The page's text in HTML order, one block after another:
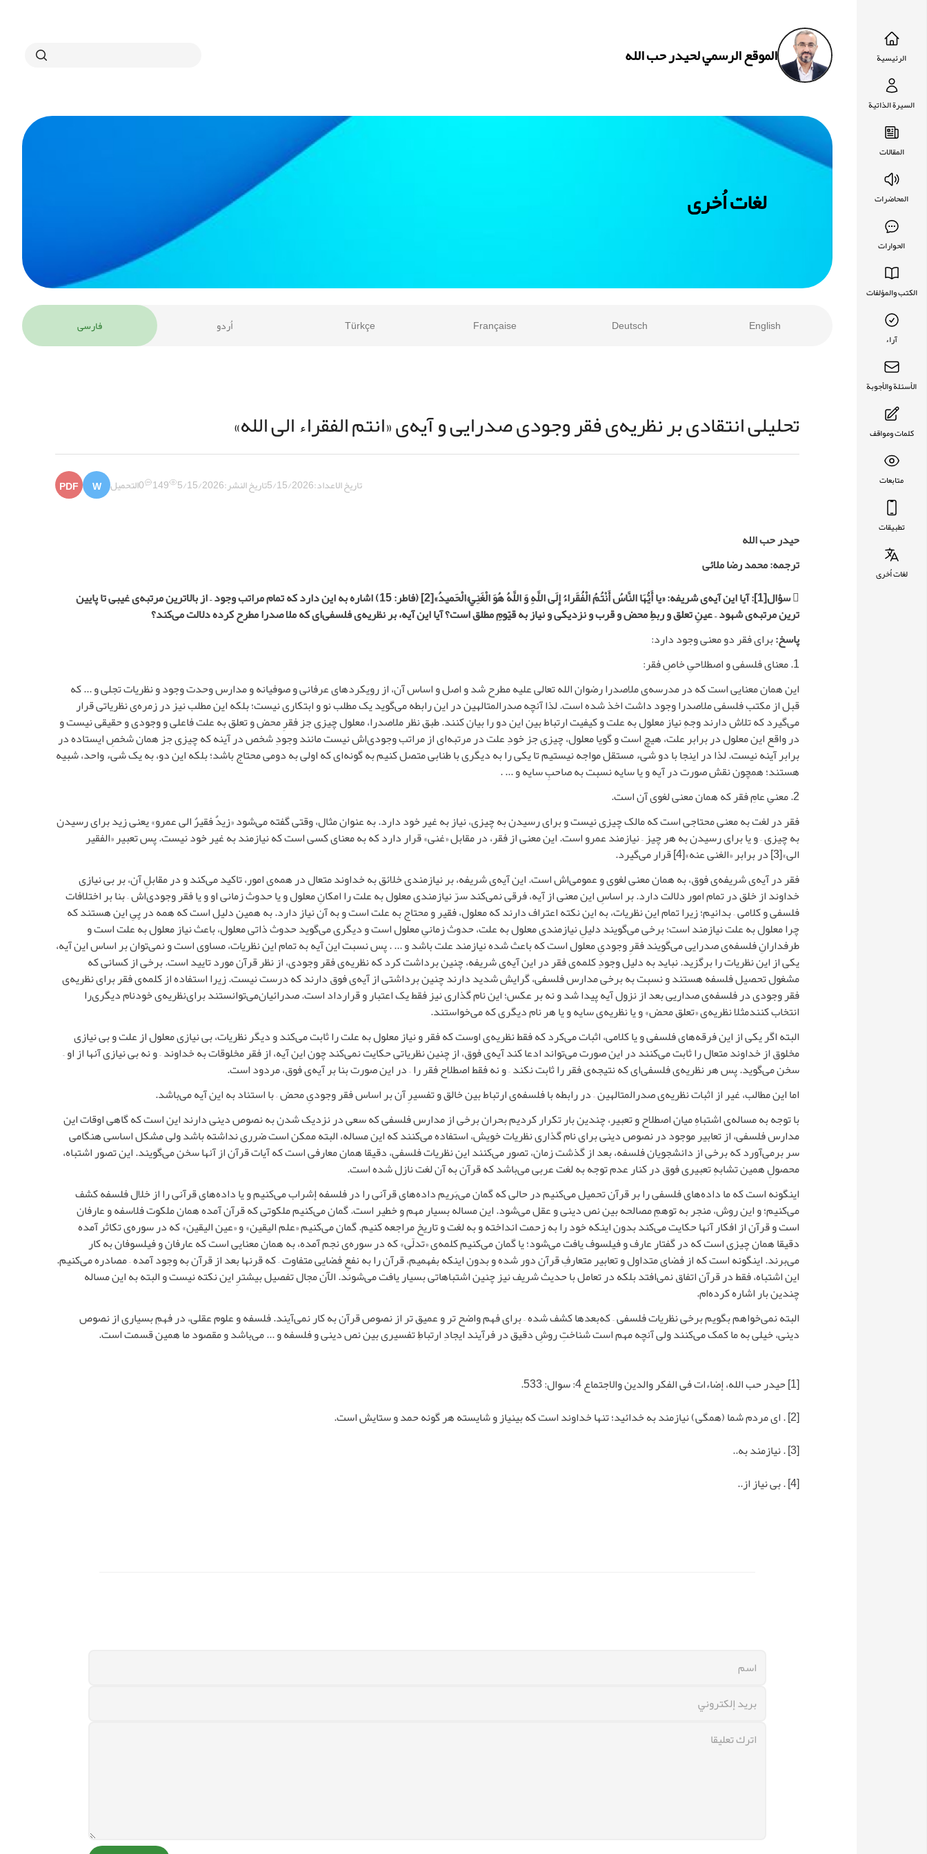
الرئيسية
السيرة الذاتية
المقالات
المحاضرات
الحوارات
الكتب والمؤلفات
آراء
الأسئلة والأجوبة
كلمات ومواقف
متابعات
تطبيقات
لغات اُخرى
الموقع الرسمي لحيدر حب الله
لغات اُخرى
English
Deutsch
Française
Türkçe اُردو فارسی
تحلیلی انتقادی بر نظریه‌ی فقر وجودی صدرایی و آیه‌ی «انتم الفقراء الی الله»
تاريخ الاعداد:5/15/2026تاريخ النشر:5/15/2026
149
0التحميل PDF W
حیدر حب الله
ترجمه: محمد رضا ملائى
 سؤال
[1] : آیا این آیه‌ی شریفه: «يا أَيُّهَا النَّاسُ أَنْتُمُ‏ الْفُقَراءُ إِلَى اللَّهِ وَ اللَّهُ هُوَ الْغَنِيُّ الْحَميدُ»[2] (فاطر: 15) اشاره به این دارد که تمام مراتب وجود – از بالاترین مرتبه‌ی غیبی تا پایین
ترین مرتبه‌ی شهود – عینِ تعلق و ربطِ محض و قرب و نزدیکی و نیاز به قیّومِ مطلق است؟ آیا این آیه، بر نظریه‌ی فلسفی‌ای که ملا صدرا مطرح کرده دلالت می‌کند؟
پاسخ:برای فقر دو معنی وجود دارد:
1. معنای فلسفی و اصطلاحیِ خاصِ فقر:
این همان معنایی است که در مدرسه‌ی ملاصدرا رضوان الله تعالی علیه مطرح شد و اصل و اساس آن، از رویکردهای عرفانی و صوفیانه و مدارس وحدت وجود و نظریات تجلی و ... که
قبل از مکتب فلسفی ملاصدرا وجود داشت اخذ شده است. لذا آنچه صدرالمتالهین در این رابطه می‌گوید یک مطلب نو و ابتکاری نیست؛ بلکه این مطلب نیز در زمره‌ی نظریاتی قرار
می‌گیرد که تلاش دارند وجهِ نیاز معلول به علت و کیفیت ارتباط بین این دو را بیان کنند. طبق نظر ملاصدرا، معلول چیزی جز فقرِ محض و تعلق به علت فاعلی و وجودی و حقیقی نیست و
در واقع این معلول در برابر علت، هیچ است و گویا معلول، چیزی جز خودِ علت در مرتبه‌ای از مراتب وجودی‌اش نیست مانند وجودِ شخص در آینه که چیزی جز همان شخصِ ایستاده در
برابر آینه نیست. لذا در اینجا با دو شیء مستقل مواجه نیستیم تا یکی را به دیگری با طنابی متصل کنیم به گونه‌ای که اولی به دومی محتاج باشد؛ بلکه این دو، به یک شیء واحد، شبیه
هستند؛ همچون نقش صورت در آیه و یا سایه نسبت به صاحبِ سایه و ... .
2. معنیِ عامِ فقر که همان معنی لغوی آن است.
فقر در لغت به معنی محتاجی است که مالک چیزی نیست و برای رسیدن به چیزی، نیاز به غیر خود دارد. به عنوان مثال، وقتی گفته می‌شود «زیدٌ فقیرٌ الی عمرو» یعنی زید برای رسیدن
به چیزی – و یا برای رسیدن به هر چیز – نیازمند عمرو است. این معنی از فقر، در مقابل «غنی» قرار دارد که به معنای کسی است که نیازمند به غیر خود نیست. پس تعبیر «الفقیر
الی»[3] در برابر «الغنی عنه»[4] قرار می‌گیرد.
فقر در آیه‌ی شریفه‌ی فوق، به همان معنی لغوی و عمومی‌اش است. این آیه‌ی شریفه، بر نیازمندی خلائق به خداوند متعال در همه‌ی امور، تاکید می‌کند و در مقابلِ آن، بر بی نیازی
خداوند از خلق در تمام امور دلالت دارد. بر اساسِ این معنی از آیه، فرقی نمی‌کند سرّ نیازمندی معلول به علت را امکانِ معلول و یا حدوث زمانی او و یا فقر وجودی‌اش – بنا بر اختلافات
فلسفی و کلامی – بدانیم؛ زیرا تمام این نظریات، به این نکته اعتراف دارند که معلول، فقیر و محتاج به علت است و به آن نیاز دارد. به همین دلیل است که همه در پیِ این هستند که
چرا معلول به علت نیازمند است؛ برخی می‌گویند دلیلِ نیازمندی معلول به علت، حدوث زمانیِ معلول است و دیگری می‌گوید حدوث ذاتی معلول، باعث نیاز معلول به علت است و
طرفدارانِ فلسفه‌ی صدرایی می‌گویند فقرِ وجودیِ معلول است که باعث شده نیازمند علت باشد و ... . پس نسبت این آیه به تمام این نظریات، مساوی است و نمی‌توان بر اساس این آیه،
یکی از این نظریات را برگزید. نباید به دلیل وجودِ کلمه‌ی فقر در این آیه‌ی شریفه، چنین برداشت کرد که نظریه‌ی فقر وجودی، از نظر قرآن مورد تایید است. برخی از کسانی که
مشغول تحصیل فلسفه هستند و نسبت به برخی مدارس فلسفی، گرایش شدید دارند چنین برداشتی از آیه‌ی فوق دارند که درست نیست. زیرا استفاده از کلمه‌ی فقر برای نظریه‌ی
فقر وجودی در فلسفه‌ی صداریی بعد از نزول آیه پیدا شد و نه بر عکس؛ این نام گذاری نیز فقط یک اعتبار و قرارداد است. صدرائیان‌می‌توانستند برای‌نظریه‌ی خودنام دیگری‌را
انتخاب کنندمثلا نظریه‌ی «تعلق محض» و یا نظریه‌ی سایه و یا هر نام دیگری که می‌خواستند.
البته اگر یکی از این فرقه‌های فلسفی و یا کلامی، اثبات می‌کرد که فقط نظریه‌ی اوست که فقر و نیاز معلول به علت را ثابت می‌کند و دیگر نظریات، بی نیازی معلول از علت و بی نیازی
مخلوق از خداوند متعال را ثابت می‌کنند در این صورت می‌تواند ادعا کند آیه‌ی فوق، از چنین نظریاتی حکایت نمی‌کند چون این آیه، از فقر مخلوقات به خداوند – و نه بی نیازی آنها از او –
سخن می‌گوید. پس هر نظریه‌ی فلسفی‌ای که نتیجه‌ی فقر را ثابت نکند – و نه فقط اصطلاح فقر را – در این صورت بنا بر آیه‌ی فوق، مردود است.
اما این مطالب، غیر از اثبات نظریه‌ی صدرالمتالهین – در رابطه با فلسفه‌ی ارتباط بین خالق و تفسیرِ آن بر اساس فقر وجودیِ محض – با استناد به این آیه می‌باشد.
با توجه به مساله‌ی اشتباهِ میان اصطلاح و تعبیر، چندین بار تکرار کردیم بحران برخی از مدارس فلسفی که سعی در نزدیک شدن به نصوص دینی دارند این است که گاهی اوقات این
مدارس فلسفی، از تعابیر موجود در نصوص دینی برای نام گذاری نظریات خویش، استفاده می‌کنند که این مساله، البته ممکن است ضرری نداشته باشد ولی مشکل اساسی هنگامی
سر برمی‌آورد که برخی از دانشجویان فلسفه، بعد از گذشت زمان، تصور می‌کنند این نظریات فلسفی، دقیقا همان معارفی است که آیات قرآن از آنها سخن می‌گویند. این تصور اشتباه،
محصولِ همین تشابهِ تعبیری فوق در کنار عدم توجه به لغت عربی می‌باشد که قرآن به آن لغت نازل شده است.
اینگونه است که ما داده‌های فلسفی را بر قرآن تحمیل می‌کنیم در حالی که گمان می‌بَریم داده‌های قرآنی را در فلسفه إشراب می‌کنیم و یا داده‌های قرآنی را از خلال فلسفه کشف
می‌کنیم؛ و این روش، منجر به توهمِ مصالحه بین نص دینی و عقل می‌شود. این مساله بسیار مهم و خطیر است. گمان می‌کنیم ملکوتی که قرآن آمده همان ملکوت فلاسفه و عارفان
است و قرآن از افکار آنها حکایت می‌کند بدون اینکه خود را به زحمت انداخته و به لغت و تاریخ مراجعه کنیم. گمان می‌کنیم «علم الیقین» و «عین الیقین» که در سوره‌ی تکاثر آمده
دقیقا همان چیزی است که در گفتار عارف و فیلسوف یافت می‌شود؛ یا گمان می‌کنیم کلمه‌ی «تدلّی» که در سوره‌ی نجم آمده، به همان معنایی است که عارفان و فیلسوفان به کار
می‌برند. اینگونه است که از فضای متداول و تعابیر متعارفِ قرآن دور شده و بدون اینکه بفهمیم، قرآن را به نفعِ فضایی متفاوت – که قرنها بعد از قرآن به وجود آمده – مصادره می‌کنیم.
این اشتباه، فقط در قرآن اتفاق نمی‌افتد بلکه در تعامل با حدیث شریف نیز چنین اشتباهاتی بسیار یافت می‌شوند. الآن مجال تفصیل بیشترِ این نکته نیست و البته به این مساله
چندین بار اشاره کرده‌ام.
البته نمی‌خواهم بگویم برخی نظریات فلسفی – که‌بعدها کشف شده – برای فهم واضح تر و عمیق تر از نصوص قرآن به کار نمی‌آیند. فلسفه و علوم عقلی، در فهمِ بسیاری از نصوص
دینی، خیلی به ما کمک می‌کنند ولی آنچه مهم است شناختِ روشِ دقیق در فرآیند ایجادِ ارتباطِ تفسیری بین نص دینی و فلسفه و ... می‌باشد و مقصود ما همین قسمت است.
[1] حیدر حب الله، إضاءات فی الفکر والدین والاجتماع 4: سوال: 533.
[2] . اى مردم شما (همگى) نيازمند به خدائيد؛ تنها خداوند است كه بى‏نياز و شايسته هر گونه حمد و ستايش است‏.
[3] . نیازمند به..
[4] . بی نیاز از..